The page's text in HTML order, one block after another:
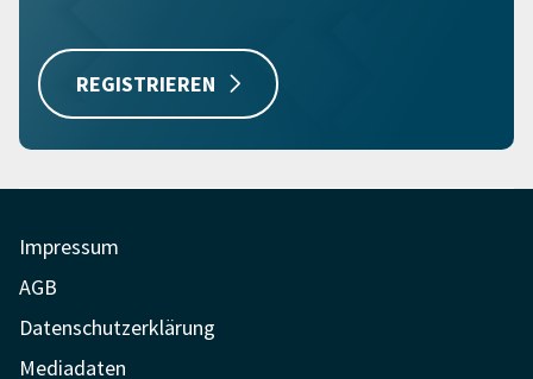
REGISTRIEREN
Impressum
AGB
Datenschutzerklärung
Mediadaten